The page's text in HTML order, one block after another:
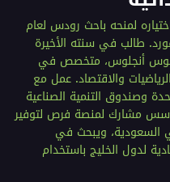
لمنحه باحث رودس لعام
طالب في سنته الأخيرة
بلوس أنجلوس، متخصص في
والاقتصاد. عمل مع
وصندوق التنمية الصناعية
مشارك لمنصة فرص لتوفير
السعودية، ويبحث في
لدول الخليج باستخدام